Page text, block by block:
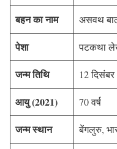
बहन का नाम असवथ
पेशा पटकथा
जन्म तिथि 12
आयु (2021) 70 वर्ष
जन्म स्थान बेंगलुरु,